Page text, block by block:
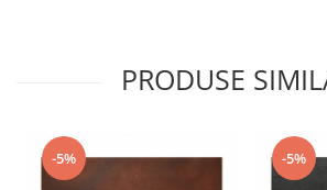
Rezervoare WC incastrate
Oglinzi Baie
PRODUSE
-5% -5%